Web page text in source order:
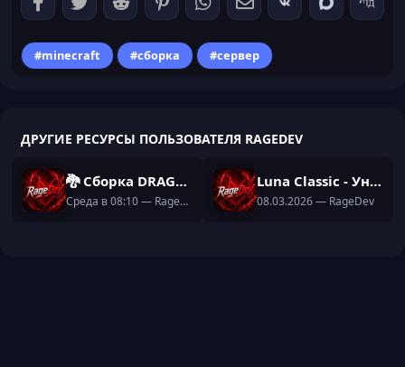
#minecraft #сборка #сервер
ДРУГИЕ РЕСУРСЫ ПОЛЬЗОВАТЕЛЯ RAGEDEV
🐉 Сборка DRAGONMINE V1 — очень хорошая сборка отличный вариант для вашего сервера!
Среда в 08:10— RageDev
Luna Classic - Уникальная Сборка виживание + ресурс паком
08.03.2026— RageDev